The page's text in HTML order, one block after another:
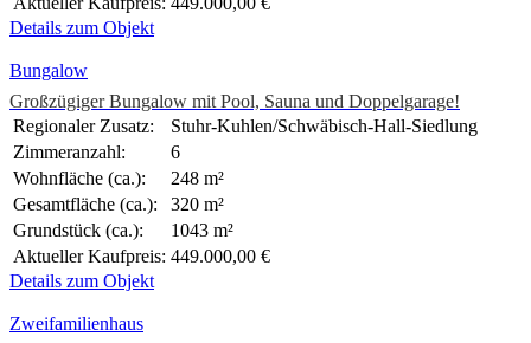
Details zum Objekt
Bungalow
Großzügiger Bungalow mit Pool, Sauna und Doppelgarage!
Regionaler Zusatz:
Stuhr-Kuhlen/Schwäbisch-Hall-Siedlung
Zimmeranzahl:
6
Wohnfläche (ca.):
248 m²
Gesamtfläche (ca.):
320 m²
Grundstück (ca.):
1043 m²
Aktueller Kaufpreis: 449.000,00 €
Details zum Objekt
Zweifamilienhaus